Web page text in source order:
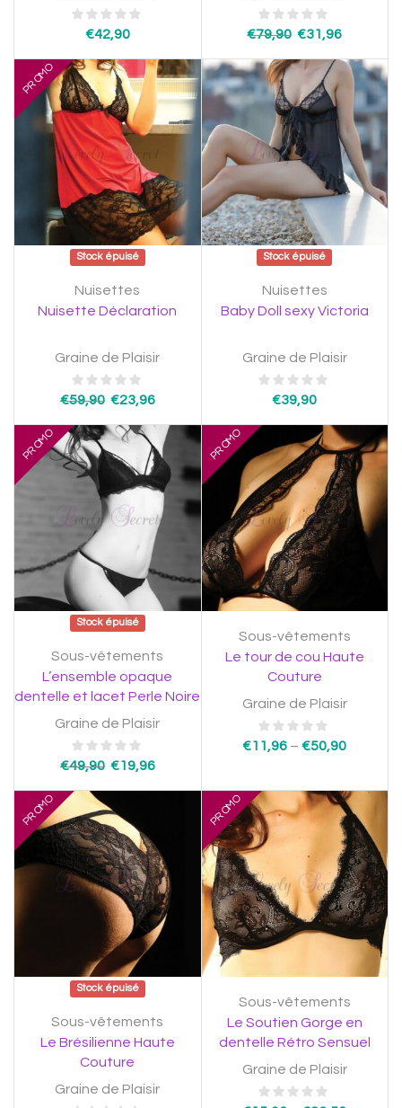
€42,90 €79,90 €31,96
Stock épuisé
PROMO
Nuisettes
Nuisette Déclaration
Graine de Plaisir
€59,90 €23,96
Stock épuisé
Nuisettes
Baby Doll sexy Victoria
Graine de Plaisir
€39,90
Stock épuisé
PROMO
Sous-vêtements
L’ensemble opaque
dentelle et lacet Perle Noire
Graine de Plaisir
€49,90 €19,96
PROMO
Sous-vêtements
Le tour de cou Haute
Couture
Graine de Plaisir
€11,96 –€50,90
Stock épuisé
PROMO
Sous-vêtements
Le Brésilienne Haute
Couture
Graine de Plaisir
PROMO
Sous-vêtements
Le Soutien Gorge en
dentelle Rétro Sensuel
Graine de Plaisir